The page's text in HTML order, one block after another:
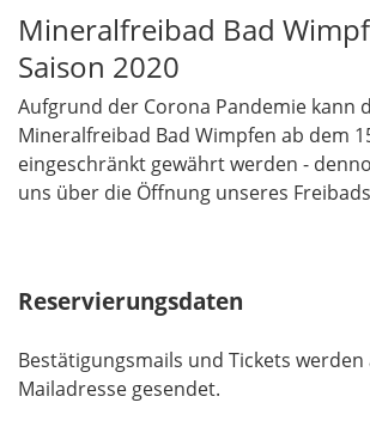
Mineralfreibad Bad
Saison 2020
Aufgrund der Corona Pandemie kann
Mineralfreibad Bad Wimpfen ab dem
eingeschränkt gewährt werden -
uns über die Öffnung unseres
Reservierungsdaten
Bestätigungsmails und Tickets
Mailadresse gesendet.